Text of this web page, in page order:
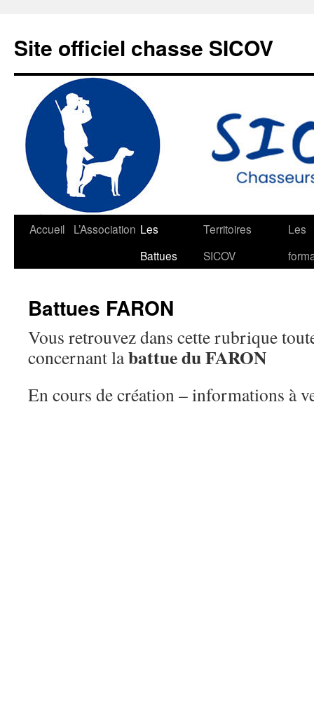
contenu
Site officiel chasse SICOV
Accueil L’Association Les
Battues
Territoires
SICOV
Les
Battues FARON
Vous retrouvez dans cette rubrique
concernant labattue du FARON
En cours de création – informations à